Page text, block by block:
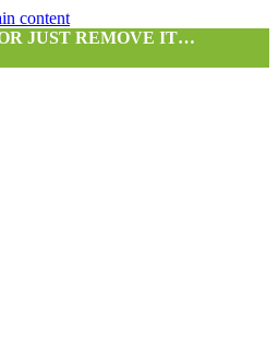
content
JUST REMOVE IT…